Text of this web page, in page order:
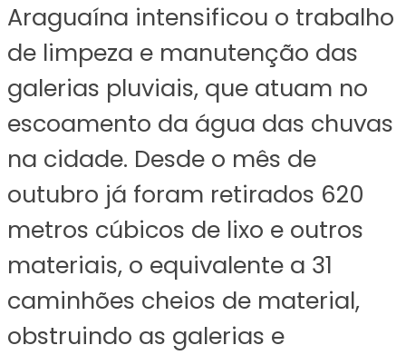
Araguaína intensificou o trabalho
de limpeza e manutenção das
galerias pluviais, que atuam no
escoamento da água das chuvas
na cidade. Desde o mês de
outubro já foram retirados 620
metros cúbicos de lixo e outros
materiais, o equivalente a 31
caminhões cheios de material,
obstruindo as galerias e